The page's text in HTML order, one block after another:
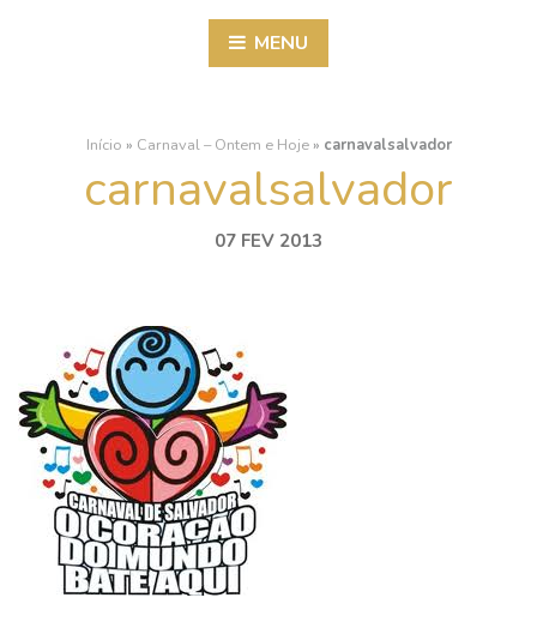
MENU
Início » Carnaval – Ontem e Hoje» carnavalsalvador
carnavalsalvador
07 FEV 2013